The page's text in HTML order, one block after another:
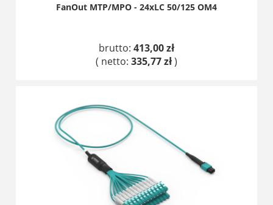
FanOut MTP/MPO - 24xLC 50/125 OM4
brutto: 413,00 zł
( netto: 335,77 zł)